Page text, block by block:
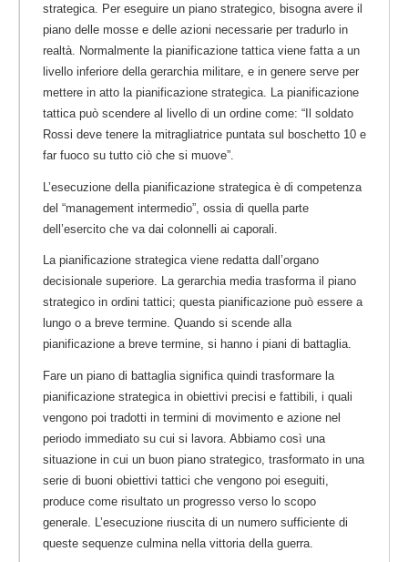
strategica. Per eseguire un piano strategico, bisogna avere il
piano delle mosse e delle azioni necessarie per tradurlo in
realtà. Normalmente la pianificazione tattica viene fatta a un
livello inferiore della gerarchia militare, e in genere serve per
mettere in atto la pianificazione strategica. La pianificazione
tattica può scendere al livello di un ordine come: “Il soldato
Rossi deve tenere la mitragliatrice puntata sul boschetto 10 e
far fuoco su tutto ciò che si muove”.
L’esecuzione della pianificazione strategica è di competenza
del “management intermedio”, ossia di quella parte
dell’esercito che va dai colonnelli ai caporali.
La pianificazione strategica viene redatta dall’organo
decisionale superiore. La gerarchia media trasforma il piano
strategico in ordini tattici; questa pianificazione può essere a
lungo o a breve termine. Quando si scende alla
pianificazione a breve termine, si hanno i piani di battaglia.
Fare un piano di battaglia significa quindi trasformare la
pianificazione strategica in obiettivi precisi e fattibili, i quali
vengono poi tradotti in termini di movimento e azione nel
periodo immediato su cui si lavora. Abbiamo così una
situazione in cui un buon piano strategico, trasformato in una
serie di buoni obiettivi tattici che vengono poi eseguiti,
produce come risultato un progresso verso lo scopo
generale. L’esecuzione riuscita di un numero sufficiente di
queste sequenze culmina nella vittoria della guerra.